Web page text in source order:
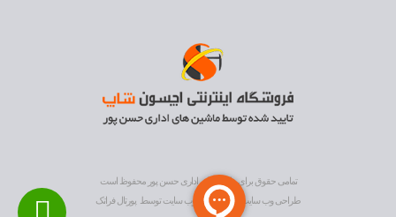
تمامی حقوق برای ماشین های اداری حسن پور محفوظ است
طراحی وب سایت
و بهینه سازی وب سایتتوسط پورتال فراتک